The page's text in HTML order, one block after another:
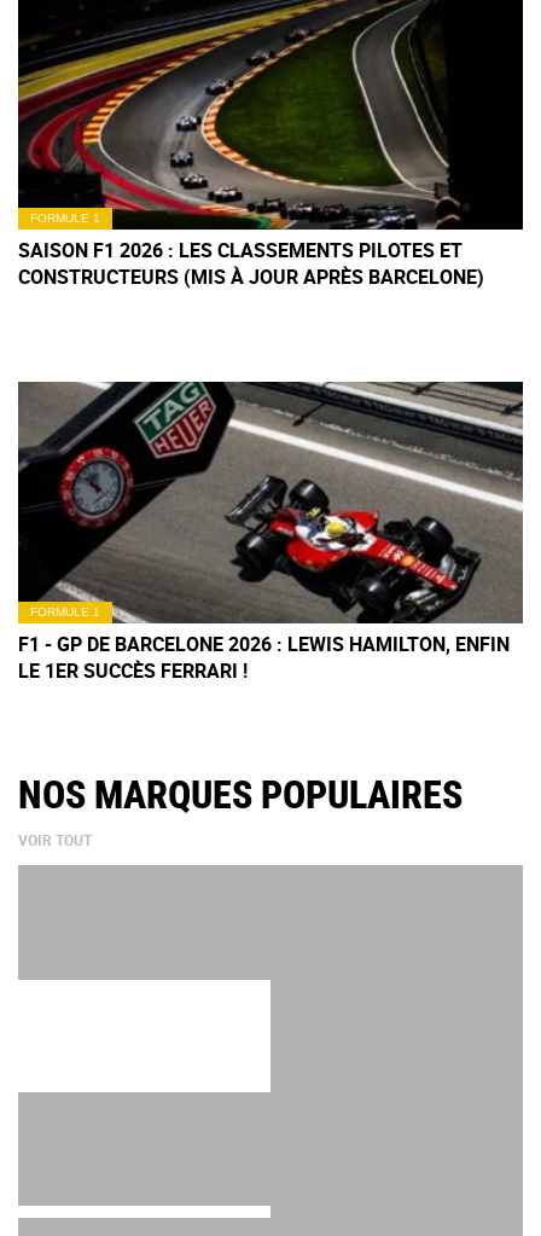
FORMULE 1
SAISON F1 2026 : LES CLASSEMENTS PILOTES ET
CONSTRUCTEURS (MIS À JOUR APRÈS BARCELONE)
FORMULE 1
F1 - GP DE BARCELONE 2026 : LEWIS HAMILTON, ENFIN
LE 1ER SUCCÈS FERRARI !
NOS MARQUES POPULAIRES
VOIR TOUT